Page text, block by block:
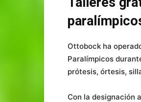
Ottobock ha
Paralímpicos
prótesis, órtesis,
Con la designación